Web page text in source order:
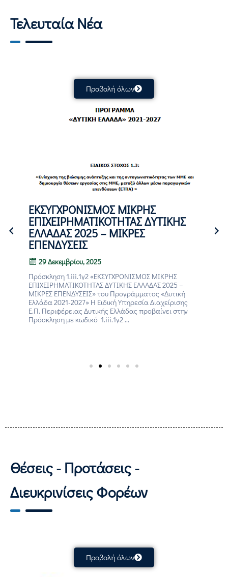
Τελευταία Νέα
Προβολή όλων
ΕΚΣΥΓΧΡΟΝΙΣΜΟΣ ΜΙΚΡΗΣ
ΕΠΙΧΕΙΡΗΜΑΤΙΚΟΤΗΤΑΣ ΔΥΤΙΚΗΣ
ΕΛΛΑΔΑΣ 2025 – ΜΙΚΡΕΣ
ΕΠΕΝΔΥΣΕΙΣ
29 Δεκεμβρίου, 2025
Πρόσκληση 1.iii.1γ2 «ΕΚΣΥΓΧΡΟΝΙΣΜΟΣ ΜΙΚΡΗΣ
ΕΠΙΧΕΙΡΗΜΑΤΙΚΟΤΗΤΑΣ ΔΥΤΙΚΗΣ ΕΛΛΑΔΑΣ 2025 –
ΜΙΚΡΕΣ ΕΠΕΝΔΥΣΕΙΣ» του Προγράμματος «Δυτική
Ελλάδα 2021-2027» Η Ειδική Υπηρεσία Διαχείρισης
Ε.Π. Περιφέρειας Δυτικής Ελλάδας προβαίνει στην
Πρόσκληση με κωδικό 1.iii.1γ2 ...
Θέσεις - Προτάσεις -
Διευκρινίσεις Φορέων
Προβολή όλων